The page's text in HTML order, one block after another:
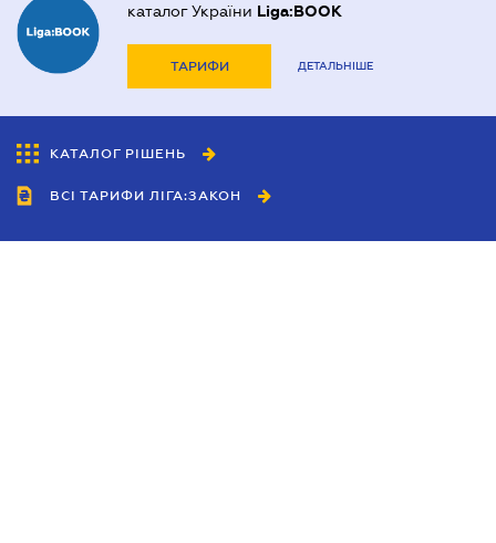
каталог України Liga:BOOK
ТАРИФИ ДЕТАЛЬНІШЕ
КАТАЛОГ РІШЕНЬ
ВСІ ТАРИФИ ЛІГА:ЗАКОН